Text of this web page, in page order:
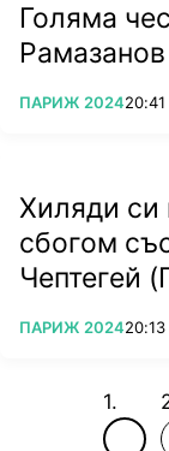
Голяма
ПОВЕЧЕ ОТ
ПАРИЖ 2024
Хиляди си
сбогом
Чептегей
ПОВЕЧЕ ОТ
ПАРИЖ 2024